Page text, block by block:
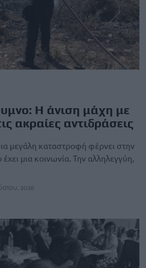
Η άνιση μάχη με
ακραίες αντιδράσεις
μεγάλη καταστροφή φέρνει στην
έχει μια κοινωνία. Την αλληλεγγύη,
2026